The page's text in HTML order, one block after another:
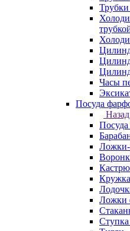
Часы
Посуда
Назад
Посуда
Ложки